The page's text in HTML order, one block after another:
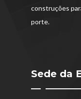
construções
porte.
Sede da